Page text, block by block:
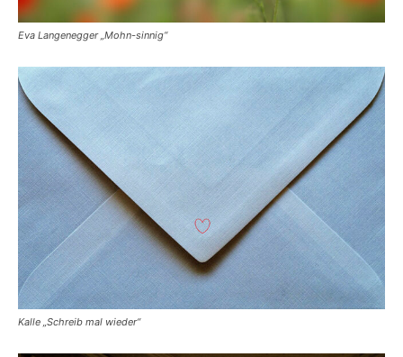
Eva Langenegger „Mohn-sinnig“
Kalle „Schreib mal wieder“